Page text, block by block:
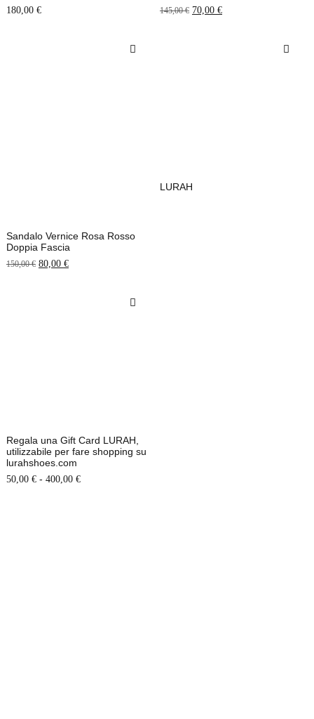
180,00 € 145,00€ 70,00 €
Sandalo Vernice Rosa Rosso
Doppia Fascia
150,00€ 80,00 €
LURAH
Regala una Gift Card LURAH,
utilizzabile per fare shopping su
lurahshoes.com
50,00 € - 400,00 €